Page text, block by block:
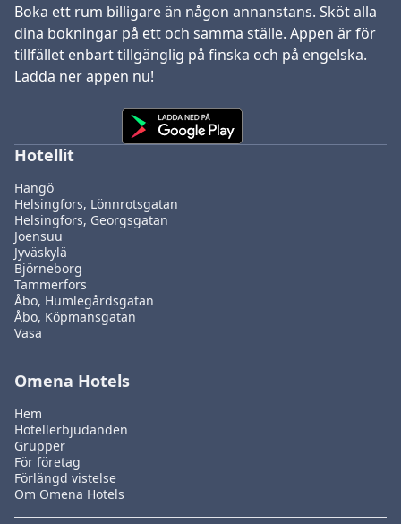
Boka ett rum billigare än någon annanstans. Sköt alla
dina bokningar på ett och samma ställe. Appen är för
tillfället enbart tillgänglig på finska och på engelska.
Ladda ner appen nu!
Hotellit
Hangö
Helsingfors, Lönnrotsgatan
Helsingfors, Georgsgatan
Joensuu
Jyväskylä
Björneborg
Tammerfors
Åbo, Humlegårdsgatan
Åbo, Köpmansgatan
Vasa
Omena Hotels
Hem
Hotellerbjudanden
Grupper
För företag
Förlängd vistelse
Om Omena Hotels